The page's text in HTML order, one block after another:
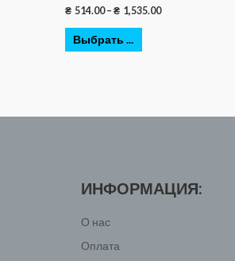
₴ 514.00– ₴ 1,535.00
Выбрать ...
ИНФОРМАЦИЯ:
О нас
Оплата